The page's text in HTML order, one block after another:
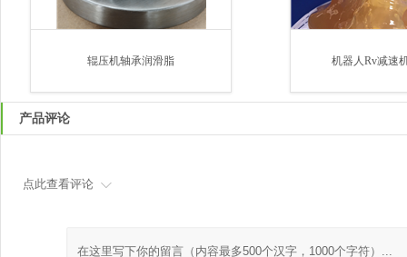
辊压机轴承润滑脂 机器人Rv减速
产品评论
点此查看评论